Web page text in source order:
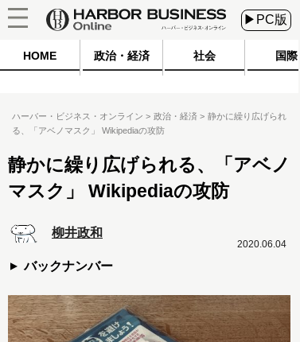
▶PC版
HOME 政治・経済 社会 国際
ハーバー・ビジネス・オンライン 政治・経済
静かに繰り広げられ
る、「アベノマスク」 Wikipediaの攻防
静かに繰り広げられる、「アベノ
マスク」 Wikipediaの攻防
柳井政和
バックナンバー
2020.06.04